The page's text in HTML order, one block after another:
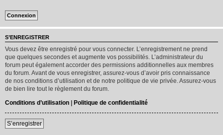
S’ENREGISTRER
Vous devez être enregistré pour vous connecter. L’enregistrement ne prend
que quelques secondes et augmente vos possibilités. L’administrateur du
forum peut également accorder des permissions additionnelles aux membres
du forum. Avant de vous enregistrer, assurez-vous d’avoir pris connaissance
de nos conditions d’utilisation et de notre politique de vie privée. Assurez-vous
de bien lire tout le règlement du forum.
Conditions d’utilisation | Politique de confidentialité
S’enregistrer